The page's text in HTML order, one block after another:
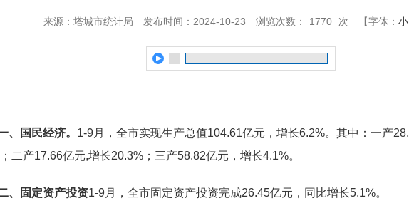
来源：塔城市统计局 发布时间：2024-10-23 浏览次数： 1770 次 【字体： 小
、国民经济。 1-9月，全市实现生产总值104.61亿元，增长6.2%。 其中：一产
二产17.66亿元,增长20.3%；三产58.82亿元，增长4.1%。
、固定资产投资1-9月， 全市固定资产投资完成26.45亿元，同比增长5.1%。